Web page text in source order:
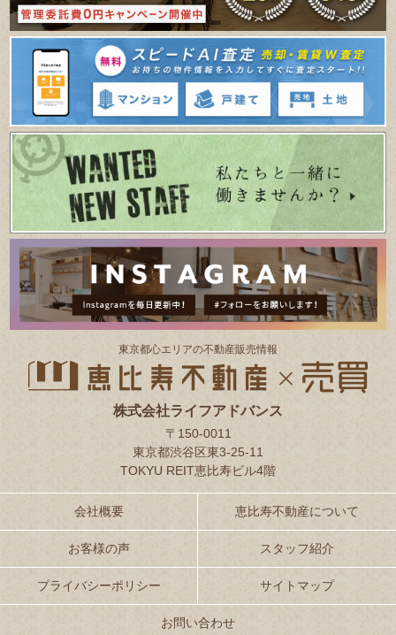
東京都⼼エリアの不動産販売情報
株式会社ライフアドバンス
〒150-0011
東京都渋谷区東3-25-11
TOKYU REIT恵比寿ビル4階
会社概要 恵比寿不動産について
お客様の声 スタッフ紹介
プライバシーポリシー サイトマップ
お問い合わせ